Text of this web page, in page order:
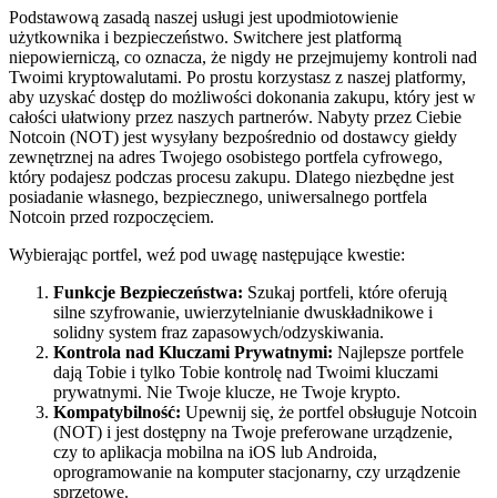
Podstawową zasadą naszej usługi jest upodmiotowienie
użytkownika i bezpieczeństwo. Switchere jest platformą
niepowierniczą, co oznacza, że nigdy не przejmujemy kontroli nad
Twoimi kryptowalutami. Po prostu korzystasz z naszej platformy,
aby uzyskać dostęp do możliwości dokonania zakupu, który jest w
całości ułatwiony przez naszych partnerów. Nabyty przez Ciebie
Notcoin (NOT) jest wysyłany bezpośrednio od dostawcy giełdy
zewnętrznej na adres Twojego osobistego portfela cyfrowego,
który podajesz podczas procesu zakupu. Dlatego niezbędne jest
posiadanie własnego, bezpiecznego, uniwersalnego portfela
Notcoin przed rozpoczęciem.
Wybierając portfel, weź pod uwagę następujące kwestie:
Funkcje Bezpieczeństwa: Szukaj portfeli, które oferują
silne szyfrowanie, uwierzytelnianie dwuskładnikowe i
solidny system fraz zapasowych/odzyskiwania.
Kontrola nad Kluczami Prywatnymi: Najlepsze portfele
dają Tobie i tylko Tobie kontrolę nad Twoimi kluczami
prywatnymi. Nie Twoje klucze, не Twoje krypto.
Kompatybilność: Upewnij się, że portfel obsługuje Notcoin
(NOT) i jest dostępny na Twoje preferowane urządzenie,
czy to aplikacja mobilna na iOS lub Androida,
oprogramowanie na komputer stacjonarny, czy urządzenie
sprzętowe.